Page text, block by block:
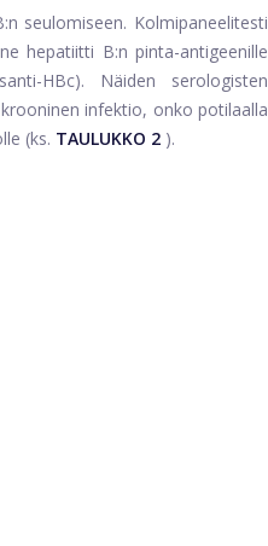
seulomiseen. Kolmipaneelitesti
hepatiitti B:n pinta-antigeenille
HBc). Näiden serologisten
infektio, onko potilaalla
(ks. TAULUKKO 2 ).